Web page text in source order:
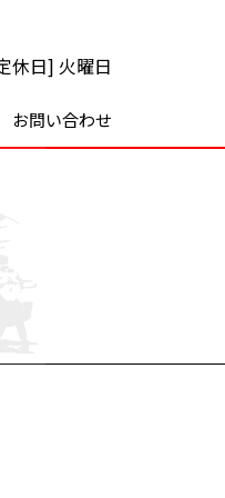
日] 火曜日
お問い合わせ